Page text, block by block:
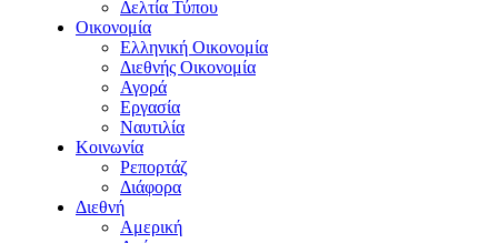
Δελτία Τύπου
Οικονομία
Ελληνική Οικονομία
Διεθνής Οικονομία
Αγορά
Εργασία
Ναυτιλία
Κοινωνία
Ρεπορτάζ
Διάφορα
Διεθνή
Αμερική